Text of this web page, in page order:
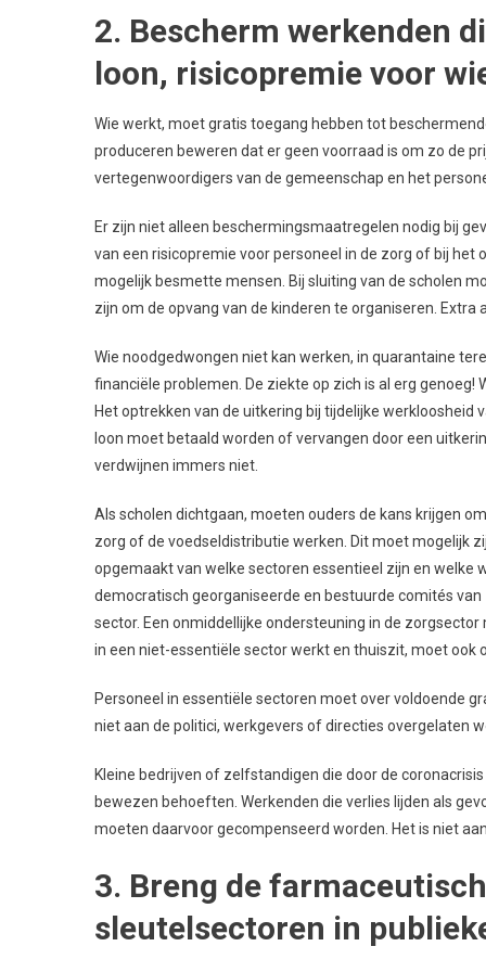
2. Bescherm werkenden
loon, risicopremie voor
Wie werkt, moet gratis toegang hebben tot
produceren beweren dat er geen voorraad is om zo de
vertegenwoordigers van de gemeenschap en het
Er zijn niet alleen beschermingsmaatregelen nodig bij
van een risicopremie voor personeel in de zorg of bij
mogelijk besmette mensen. Bij sluiting van de scholen
zijn om de opvang van de kinderen te organiseren.
Wie noodgedwongen niet kan werken, in quarantaine
financiële problemen. De ziekte op zich is al erg
Het optrekken van de uitkering bij tijdelijke werkloosheid
loon moet betaald worden of vervangen door een
verdwijnen immers niet.
Als scholen dichtgaan, moeten ouders de kans krijgen
zorg of de voedseldistributie werken. Dit moet mogelijk
opgemaakt van welke sectoren essentieel zijn en welke
democratisch georganiseerde en bestuurde comités
sector. Een onmiddellijke ondersteuning in de
in een niet-essentiële sector werkt en thuiszit, moet ook
Personeel in essentiële sectoren moet over voldoende
niet aan de politici, werkgevers of directies overgelaten
Kleine bedrijven of zelfstandigen die door de
bewezen behoeften. Werkenden die verlies lijden als
moeten daarvoor gecompenseerd worden. Het is niet
3. Breng de
sleutelsectoren in